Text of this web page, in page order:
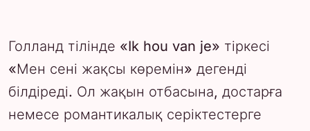
Голланд тілінде «Ik hou van je» тіркесі
«Мен сені жақсы көремін» дегенді
білдіреді. Ол жақын отбасына, достарға
немесе романтикалық серіктестерге